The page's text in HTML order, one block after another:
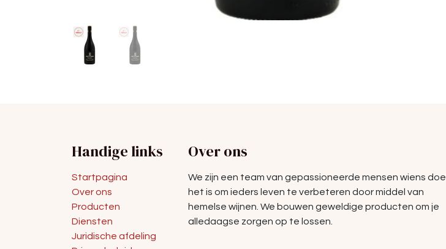
Handige links
Startpagina
Over ons
Producten
Diensten
Juridische afdeling
Over ons
We zijn een team van gepassioneerde mensen wiens doel
het is om ieders leven te verbeteren door middel van
hemelse wijnen. We bouwen geweldige producten om je
alledaagse zorgen op te lossen.